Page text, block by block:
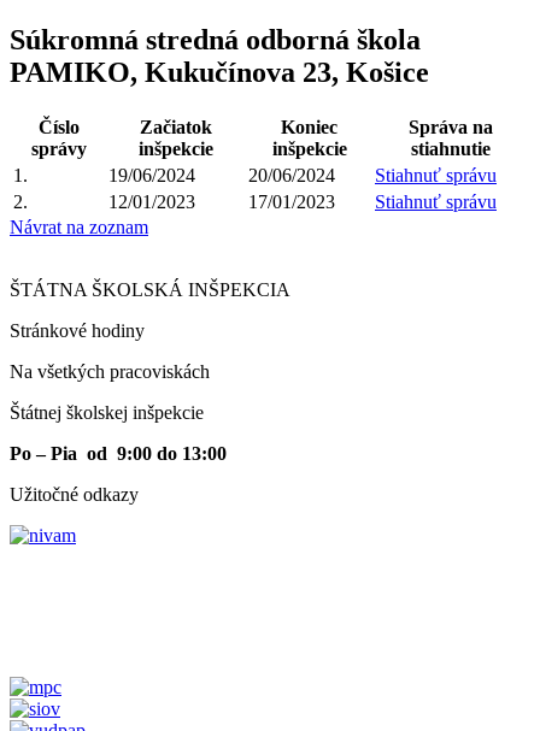
Súkromná stredná odborná škola
PAMIKO, Kukučínova 23, Košice
Číslo
správy
Začiatok
inšpekcie
Koniec
inšpekcie
Správa na
stiahnutie
1.
19/06/2024 20/06/2024
Stiahnuť správu
2.
12/01/2023 17/01/2023
Stiahnuť správu
Návrat na zoznam
ŠTÁTNA ŠKOLSKÁ INŠPEKCIA
Stránkové hodiny​
Na všetkých pracoviskách
Štátnej školskej inšpekcie
Po – Pia od 9:00 do 13:00
Užitočné odkazy